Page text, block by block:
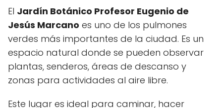
El Jardín Botánico Profesor Eugenio de
Jesús Marcano es uno de los pulmones
verdes más importantes de la ciudad. Es un
espacio natural donde se pueden observar
plantas, senderos, áreas de descanso y
zonas para actividades al aire libre.
Este lugar es ideal para caminar, hacer